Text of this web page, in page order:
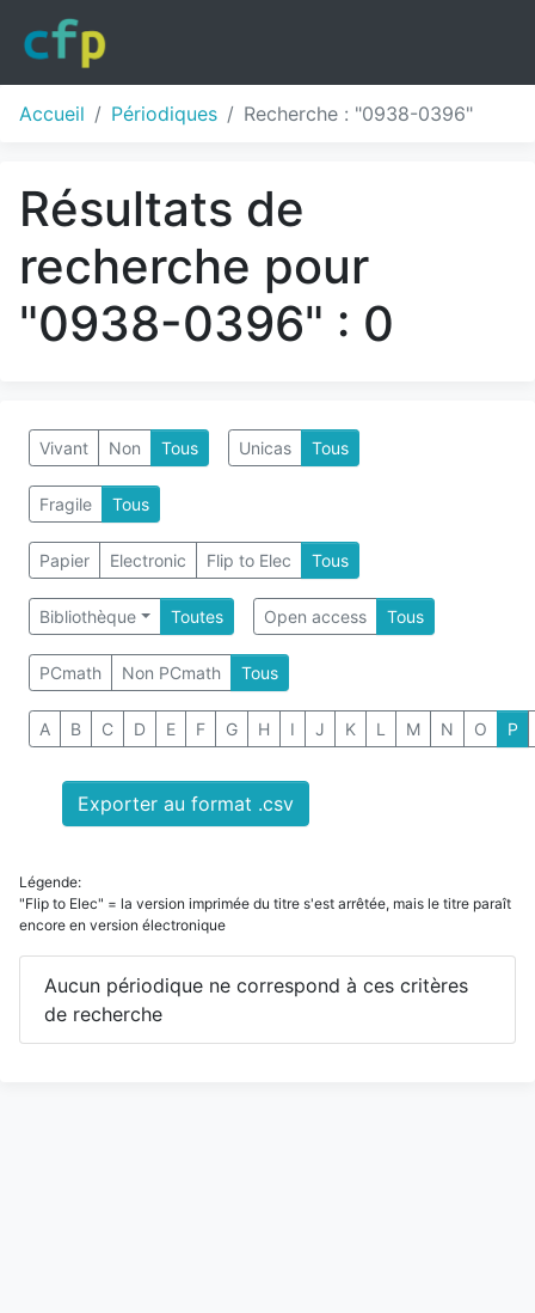
Accueil Périodiques Recherche : "0938-0396"
Résultats de
recherche pour
"0938-0396" : 0
Vivant Non Tous Unicas Tous
Fragile Tous
Papier Electronic Flip to Elec Tous
Bibliothèque Toutes Open access Tous
PCmath Non PCmath Tous
A B C D E F G H I J K L M N O P
Exporter au format .csv
Légende:
"Flip to Elec" = la version imprimée du titre s'est arrêtée, mais le titre paraît
encore en version électronique
Aucun périodique ne correspond à ces critères
de recherche